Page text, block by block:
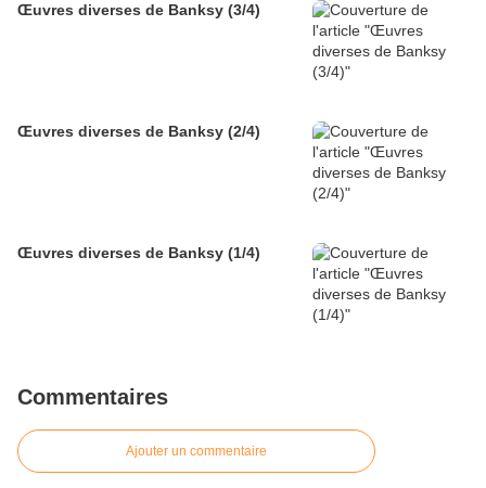
Œuvres diverses de Banksy (3/4)
Œuvres diverses de Banksy (2/4)
Œuvres diverses de Banksy (1/4)
Commentaires
Ajouter un commentaire